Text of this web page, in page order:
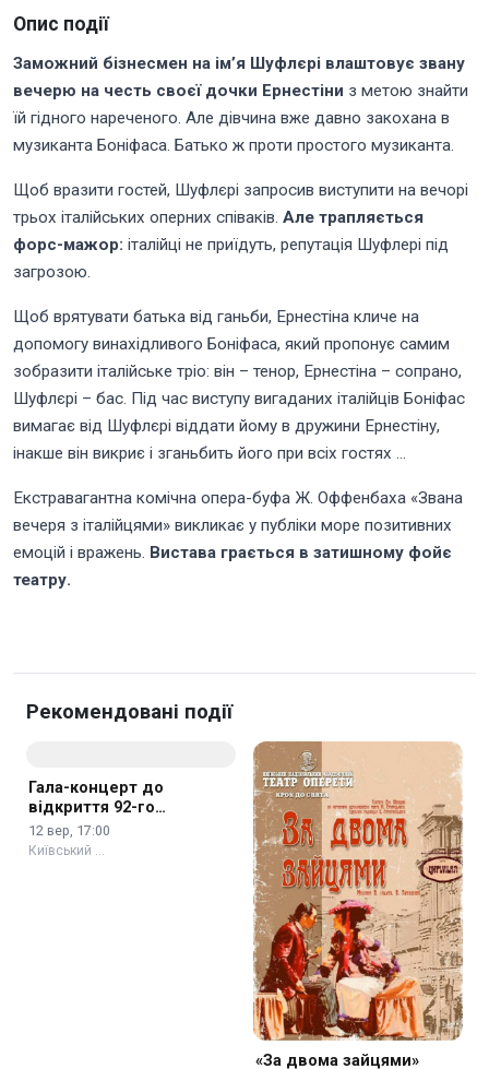
Опис події
Заможний бізнесмен на ім’я Шуфлєрі влаштовує звану
вечерю на честь своєї дочки Ернестіни з метою знайти
їй гідного нареченого. Але дівчина вже давно закохана в
музиканта Боніфаса. Батько ж проти простого музиканта.
Щоб вразити гостей, Шуфлєрі запросив виступити на вечорі
трьох італійських оперних співаків. Але трапляється
форс-мажор: італійці не приїдуть, репутація Шуфлері під
загрозою.
Щоб врятувати батька від ганьби, Ернестіна кличе на
допомогу винахідливого Боніфаса, який пропонує самим
зобразити італійське тріо: він – тенор, Ернестіна – сопрано,
Шуфлєрі – бас. Під час виступу вигаданих італійців Боніфас
вимагає від Шуфлєрі віддати йому в дружини Ернестіну,
інакше він викриє і зганьбить його при всіх гостях …
Екстравагантна комічна опера-буфа Ж. Оффенбаха «Звана
вечеря з італійцями» викликає у публіки море позитивних
емоцій і вражень. Вистава грається в затишному фойє
театру.
Рекомендовані події
«За двома зайцями»